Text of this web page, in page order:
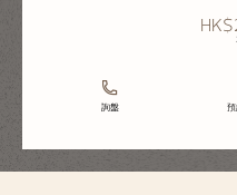
詢盤